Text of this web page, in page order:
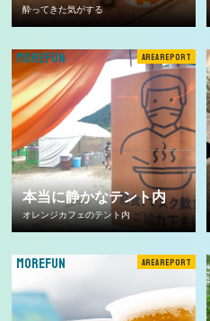
酔ってきた気がする
MOREFUN AREA REPORT
本当に静かなテント内
オレンジカフェのテント内
MOREFUN AREA REPORT